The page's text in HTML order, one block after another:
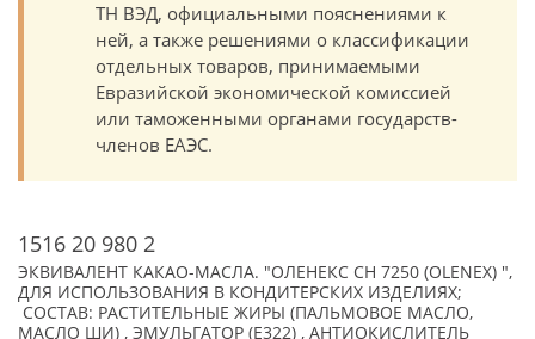
ТН ВЭД, официальными пояснениями к
ней, а также решениями о классификации
отдельных товаров, принимаемыми
Евразийской экономической комиссией
или таможенными органами государств-
членов ЕАЭС.
1516 20 980 2
ЭКВИВАЛЕНТ КАКАО-МАСЛА. "ОЛЕНЕКС CH 7250 (OLENEX) ",
ДЛЯ ИСПОЛЬЗОВАНИЯ В КОНДИТЕРСКИХ ИЗДЕЛИЯХ;
СОСТАВ: РАСТИТЕЛЬНЫЕ ЖИРЫ (ПАЛЬМОВОЕ МАСЛО,
МАСЛО ШИ) , ЭМУЛЬГАТОР (Е322) , АНТИОКИСЛИТЕЛЬ